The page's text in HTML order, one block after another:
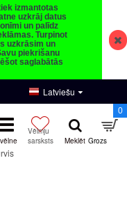
izmantotas
uzkrāj datus
un palīdz
Turpinot
uzkrāsim un
piekrišanu
saglabātās
Latviešu
0